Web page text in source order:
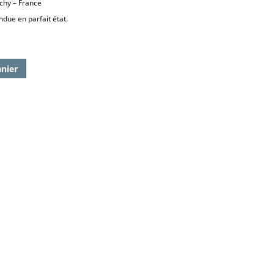
– France
en parfait état.